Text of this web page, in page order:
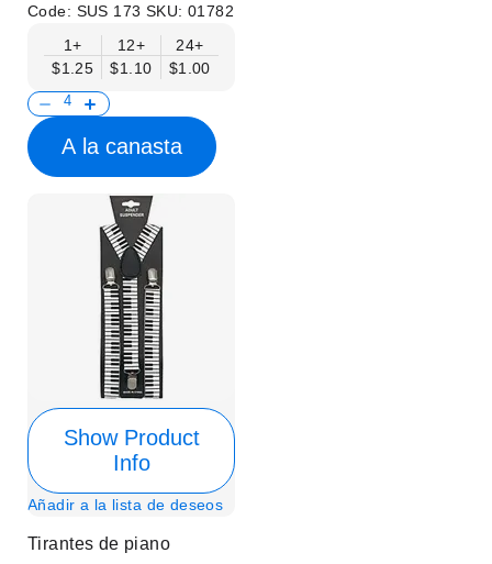
Code: SUS 173 SKU:01782
1+
$1.25
12+
$1.10
24+
$1.00
A la canasta
Show Product
Info
Añadir a la lista de deseos
Tirantes de piano